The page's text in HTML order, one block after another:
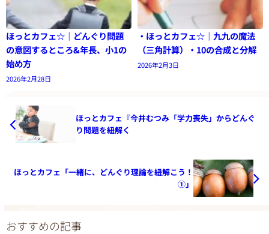
ほっとカフェ☆｜どんぐり問題
の意図するところ&年長、小1の
始め方
2026年2月28日
・ほっとカフェ☆｜九九の魔法
（三角計算）・10の合成と分解
2026年2月3日
ほっとカフェ『今井むつみ「学力喪失」からどんぐ
り問題を紐解く
ほっとカフェ「一緒に、どんぐり理論を紐解こう！
①」
おすすめの記事